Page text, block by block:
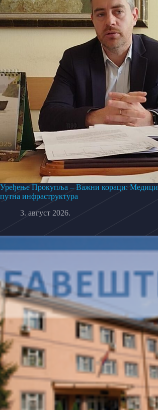
Уређење Прокупља – Важни кораци:
путна инфраструктура
3. август 2026.